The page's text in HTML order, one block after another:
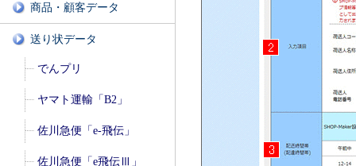
商品・顧客データ
送り状データ
でんプリ
ヤマト運輸「B2」
佐川急便「e-飛伝」
佐川急便「e飛伝Ⅲ」